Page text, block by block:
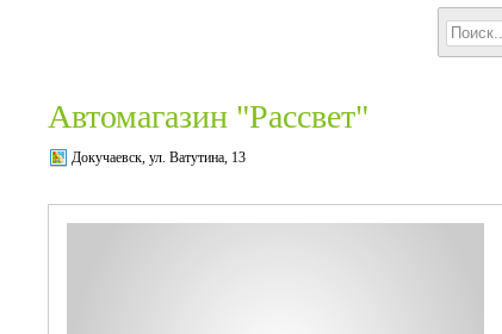
Автомагазин "Рассвет"
Докучаевск, ул. Ватутина, 13